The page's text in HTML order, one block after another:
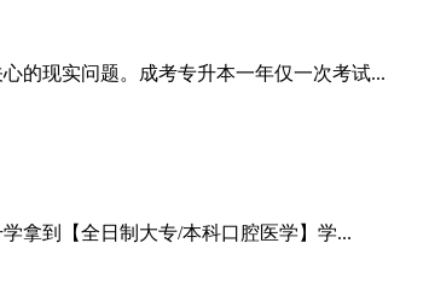
的现实问题。成考专升本一年仅一次考试...
拿到【全日制大专/本科口腔医学】学...